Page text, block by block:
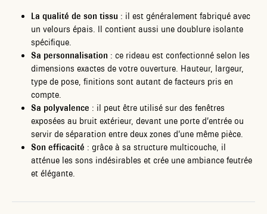
La qualité de son tissu : il est généralement fabriqué avec
un velours épais. Il contient aussi une doublure isolante
spécifique.
Sa personnalisation : ce rideau est confectionné selon les
dimensions exactes de votre ouverture. Hauteur, largeur,
type de pose, finitions sont autant de facteurs pris en
compte.
Sa polyvalence : il peut être utilisé sur des fenêtres
exposées au bruit extérieur, devant une porte d’entrée ou
servir de séparation entre deux zones d’une même pièce.
Son efficacité : grâce à sa structure multicouche, il
atténue les sons indésirables et crée une ambiance feutrée
et élégante.